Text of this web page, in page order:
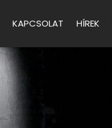
KAPCSOLAT HÍREK